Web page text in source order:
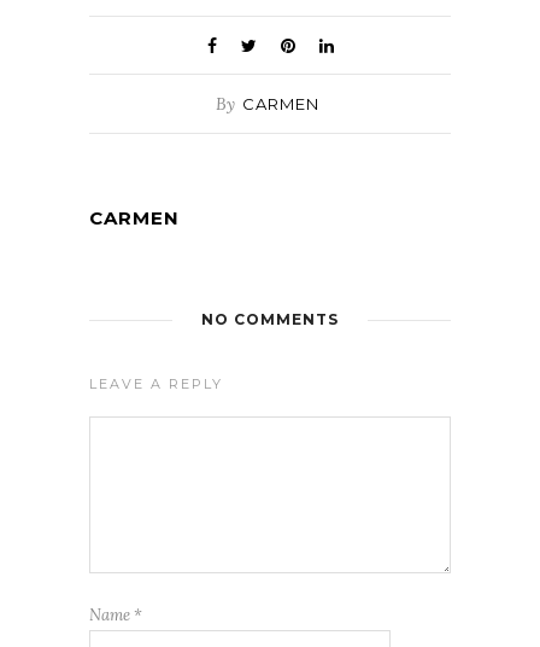
By CARMEN
CARMEN
NO COMMENTS
LEAVE A REPLY
Name *